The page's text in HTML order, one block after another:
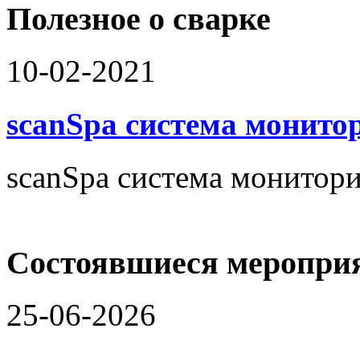
Полезное о сварке
10-02-2021
scanSpa система
scanSpa система
Состоявшиеся
25-06-2026